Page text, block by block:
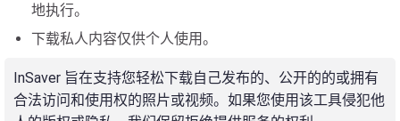
地执行。
下载私人内容仅供个人使用。
InSaver 旨在支持您轻松下载自己发布的、公开的的或拥有
合法访问和使用权的照片或视频。如果您使用该工具侵犯他